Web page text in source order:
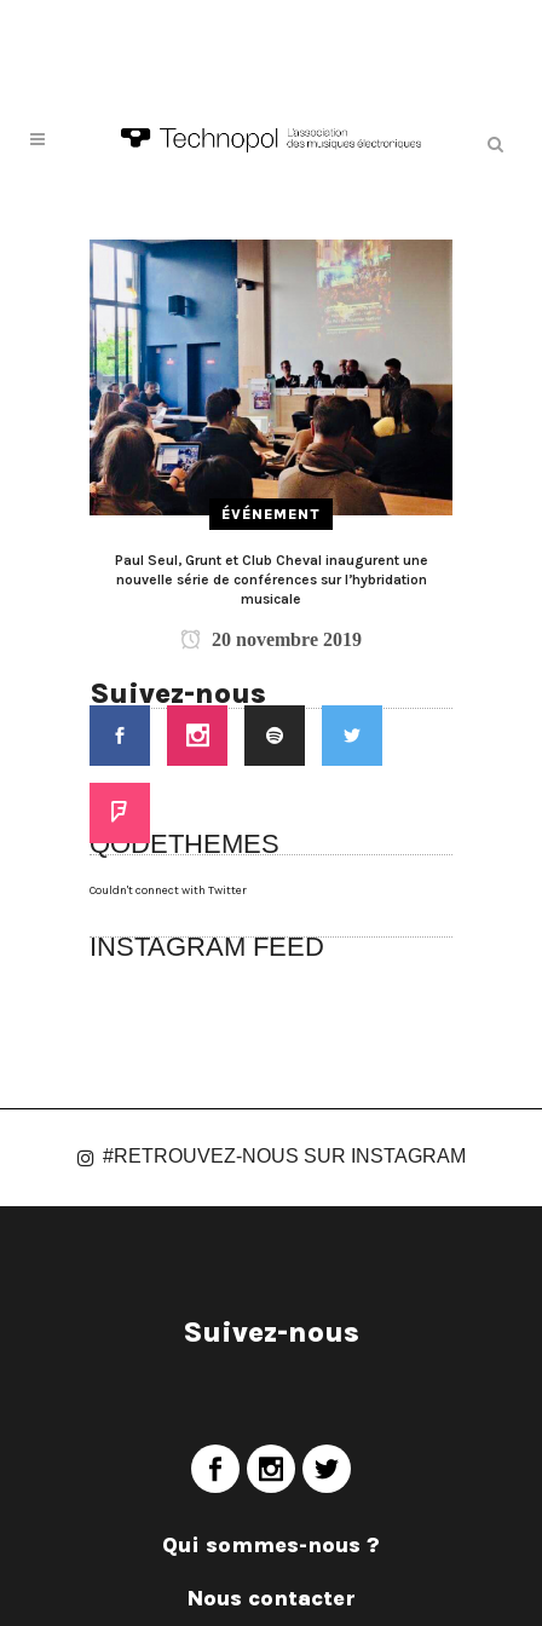
ÉVÉNEMENT
Paul Seul, Grunt et Club Cheval inaugurent une
nouvelle série de conférences sur l’hybridation
musicale
20 novembre 2019
Suivez-nous
QODETHEMES
Couldn't connect with Twitter
INSTAGRAM FEED
#RETROUVEZ-NOUS SUR INSTAGRAM
Suivez-nous
Qui sommes-nous ?
Nous contacter